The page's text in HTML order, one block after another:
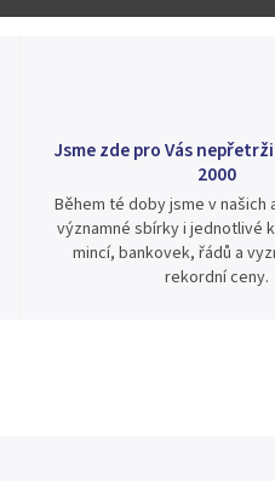
Jsme zde pro Vás
2000
Během té doby jsme v našich
významné sbírky i jednotlivé
mincí, bankovek, řádů a
rekordní ceny.